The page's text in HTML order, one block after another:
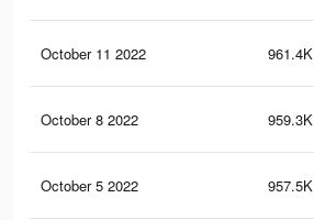
October 11 2022 961.4K
October 8 2022 959.3K
October 5 2022 957.5K